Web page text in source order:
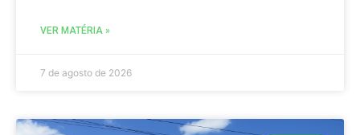
VER MATÉRIA »
7 de agosto de 2026